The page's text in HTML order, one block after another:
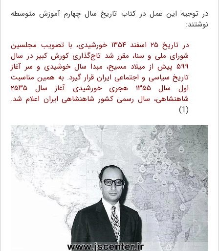
در توجیه این عمل در کتاب تاریخ سال چهارم آموزش متوسطه
نوشتند:
در تاریخ ۲۵ اسفند ۱۳۵۴ خورشیدی،‌ با تصویب مجلسین
شورای ملی و سنا،‌ مقرر شد تاج‌گذاری کورش کبیر در سال
۵۹۹ پیش از میلاد مسیح،‌ مبدا سال خوشیدی و سر آغاز
تاریخ سیاسی و اجتماعی ایران قرار گیرد. به همین مناسبت
اول سال ۱۳۵۵ هجری خورشیدی آغاز سال ۲۵۳۵
شاهنشاهی،‌ سال رسمی کشور شاهنشاهی ایران اعلام شد.
(1)